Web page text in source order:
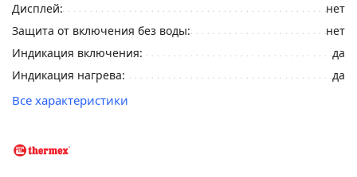
Дисплей:
нет
Защита от включения без воды:
нет
Индикация включения:
да
Индикация нагрева:
да
Все характеристики